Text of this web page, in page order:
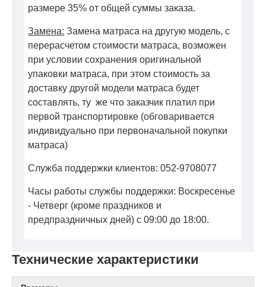
Технические характеристики
размере 35% от общей суммы заказа.
Замена: Замена матраса на другую модель, с
перерасчетом стоимости матраса, возможен
при условии сохранения оригинальной
упаковки матраса, при этом стоимость за
доставку другой модели матраса будет
составлять, ту же что заказчик платил при
первой транспортировке (обговаривается
индивидуально при первоначальной покупки
матраса)
Служба поддержки клиентов: 052-9708077
Часы работы службы поддержки: Воскресенье
- Четверг (кроме праздников и
предпраздничных дней) с 09:00 до 18:00.